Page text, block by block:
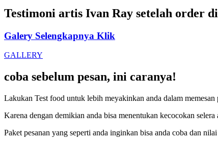
Testimoni artis Ivan Ray setelah order
Galery Selengkapnya Klik
GALLERY
coba sebelum pesan, ini caranya!
Lakukan Test food untuk lebih meyakinkan anda dalam
Karena dengan demikian anda bisa menentukan kecocokan
Paket pesanan yang seperti anda inginkan bisa anda coba dan